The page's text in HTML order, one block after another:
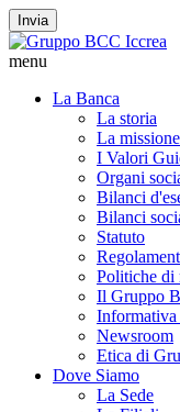
Invia
menu
La Banca
La storia
La missione
I Valori
Organi
Bilanci
Bilanci
Statuto
Politiche di
Il Gruppo
Informativa
Newsroom
Etica di
Dove Siamo
La Sede